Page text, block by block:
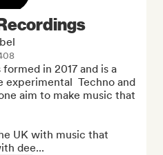
in 2017 and is a
experimental  Techno and
aim to make music that
UK with music that
dee...